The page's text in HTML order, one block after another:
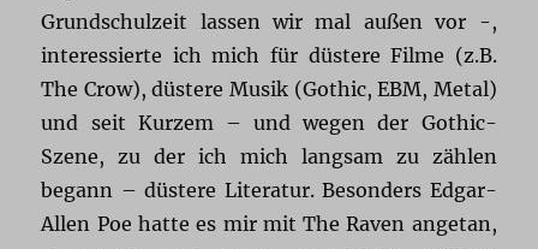
Grundschulzeit lassen wir mal außen vor -,
interessierte ich mich für düstere Filme (z.B.
The Crow), düstere Musik (Gothic, EBM, Metal)
und seit Kurzem – und wegen der Gothic-
Szene, zu der ich mich langsam zu zählen
begann – düstere Literatur. Besonders Edgar-
Allen Poe hatte es mir mit The Raven angetan,